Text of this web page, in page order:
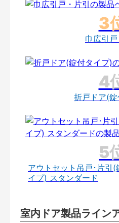
巾広引戸
折戸ドア(
アウトセット吊戸･片引(
イプ) スタンダード
室内ドア製品ライン